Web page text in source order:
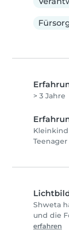
> 3 Jahre
Kleinkind
Teenager
Shweta
und die
erfahren